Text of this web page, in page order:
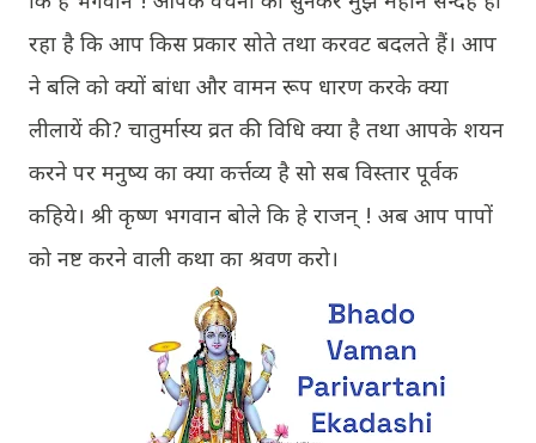
रहा है कि आप किस प्रकार सोते तथा करवट बदलते हैं। आप
ने बलि को क्यों बांधा और वामन रूप धारण करके क्या
लीलायें की? चातुर्मास्य व्रत की विधि क्या है तथा आपके शयन
करने पर मनुष्य का क्या कर्त्तव्य है सो सब विस्तार पूर्वक
कहिये। श्री कृष्ण भगवान बोले कि हे राजन् ! अब आप पापों
को नष्ट करने वाली कथा का श्रवण करो।